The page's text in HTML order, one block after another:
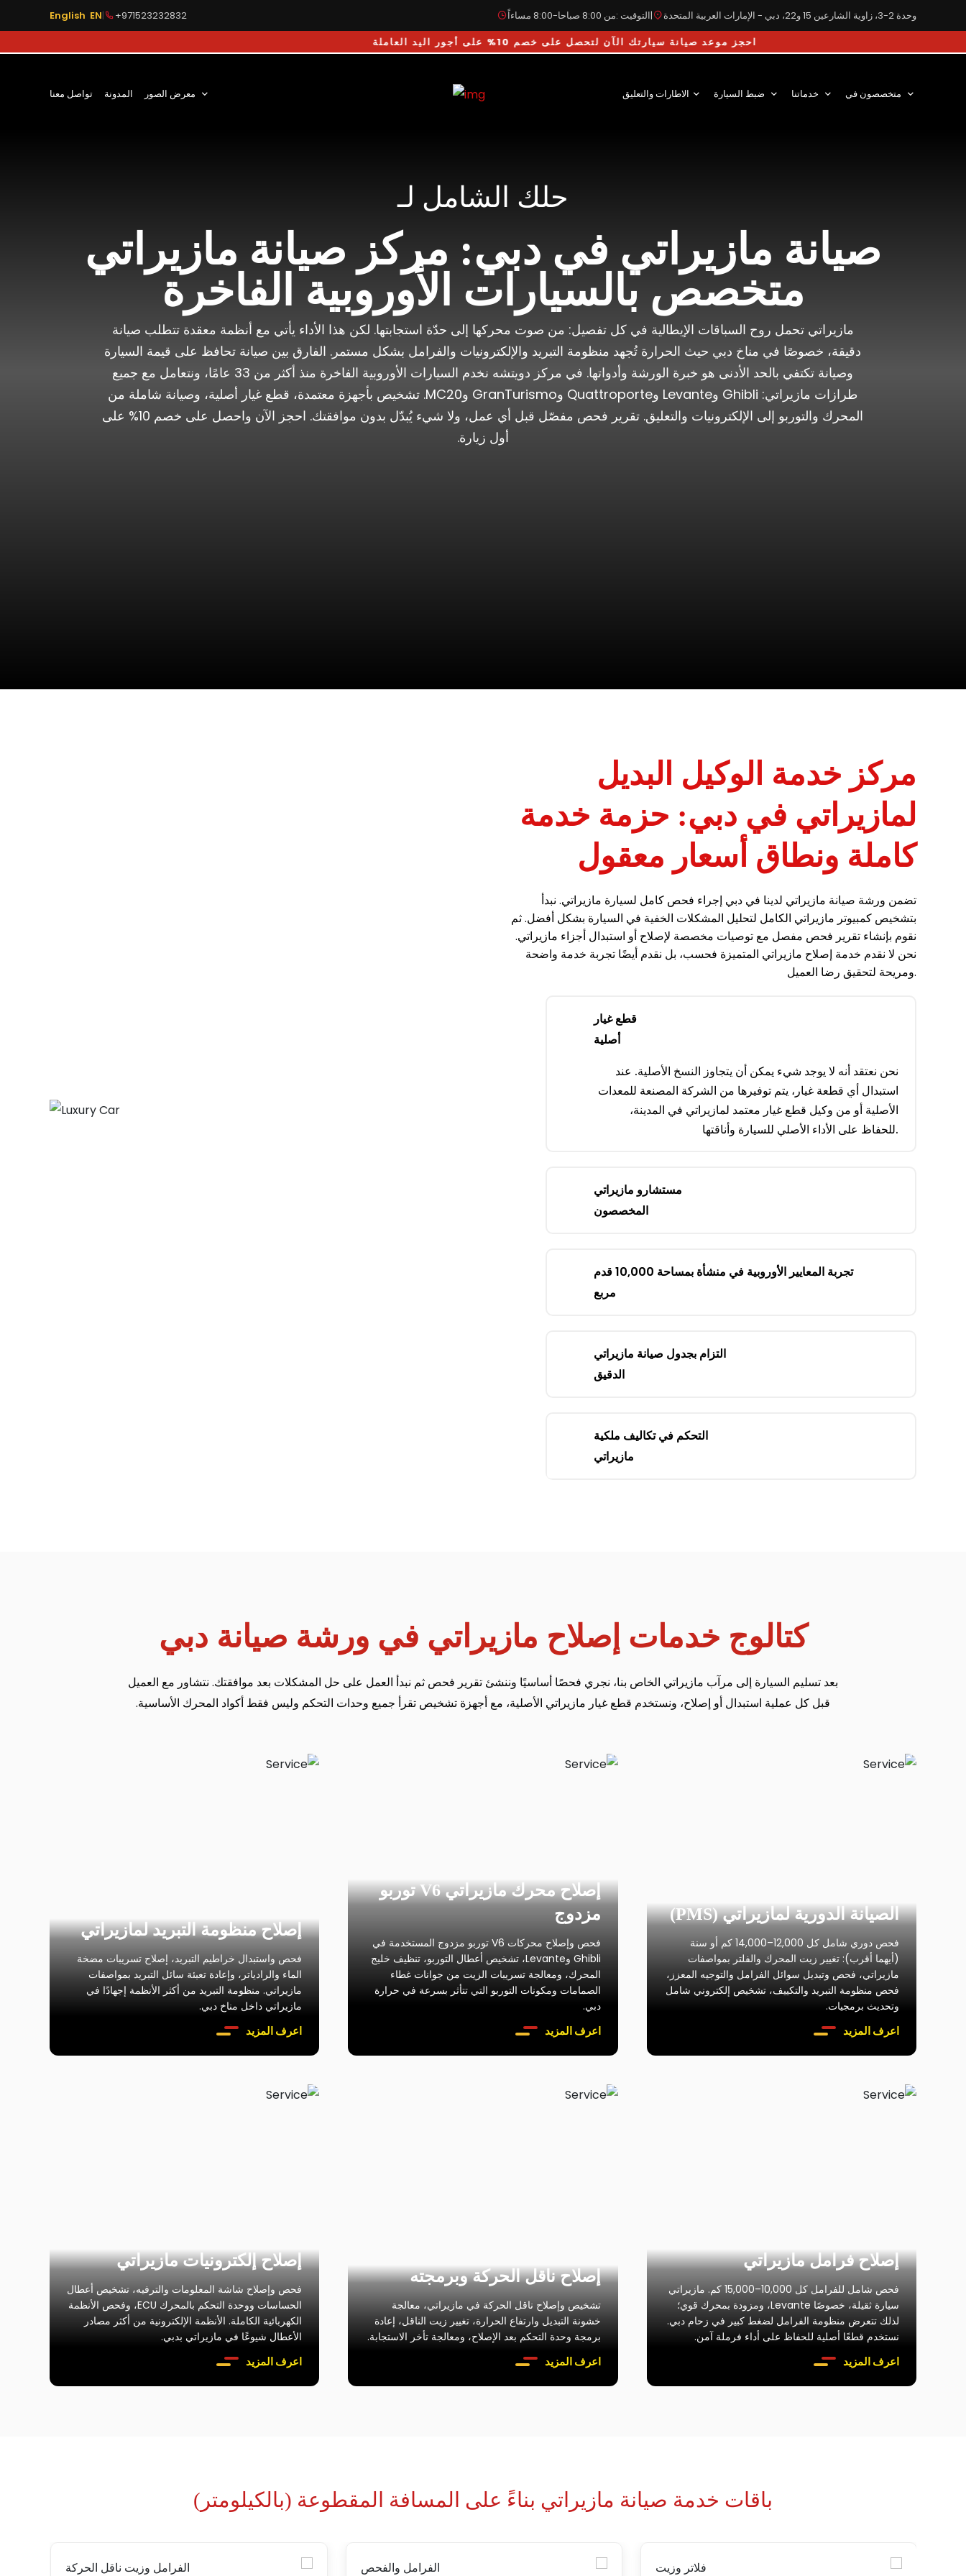
وحدة 2-3، زاوية الشارعين 15 و22، دبي - الإمارات العربية المتحدة |التوقيت :من 8:00 صباحا-8:00 مساءاً +971523232832
|
English EN
احجز موعد صيانة سيارتك الآن لتحصل على خصم 10% على أجور اليد العاملة
تواصل معنا المدونة الاطارات والتعليق
حلك الشامل لـ
صيانة مازيراتي في دبي: مركز صيانة مازيراتي
متخصص بالسيارات الأوروبية الفاخرة
مازيراتي تحمل روح السباقات الإيطالية في كل تفصيل: من صوت محركها إلى حدّة استجابتها. لكن هذا الأداء يأتي مع أنظمة معقدة تتطلب صيانة
دقيقة، خصوصًا في مناخ دبي حيث الحرارة تُجهد منظومة التبريد والإلكترونيات والفرامل بشكل مستمر. الفارق بين صيانة تحافظ على قيمة السيارة
وصيانة تكتفي بالحد الأدنى هو خبرة الورشة وأدواتها. في مركز دويتشه نخدم السيارات الأوروبية الفاخرة منذ أكثر من 33 عامًا، ونتعامل مع جميع
طرازات مازيراتي: Ghibli وLevante وQuattroporte وGranTurismo وMC20. تشخيص بأجهزة معتمدة، قطع غيار أصلية، وصيانة شاملة من
المحرك والتوربو إلى الإلكترونيات والتعليق. تقرير فحص مفصّل قبل أي عمل، ولا شيء يُبدّل بدون موافقتك. احجز الآن واحصل على خصم 10% على
أول زيارة.
مركز خدمة الوكيل البديل
لمازيراتي في دبي: حزمة خدمة
كاملة ونطاق أسعار معقول
تضمن ورشة صيانة مازيراتي لدينا في دبي إجراء فحص كامل لسيارة مازيراتي. نبدأ
بتشخيص كمبيوتر مازيراتي الكامل لتحليل المشكلات الخفية في السيارة بشكل أفضل. ثم
نقوم بإنشاء تقرير فحص مفصل مع توصيات مخصصة لإصلاح أو استبدال أجزاء مازيراتي.
نحن لا نقدم خدمة إصلاح مازيراتي المتميزة فحسب، بل نقدم أيضًا تجربة خدمة واضحة
ومريحة لتحقيق رضا العميل.
قطع غيار
أصلية
نحن نعتقد أنه لا يوجد شيء يمكن أن يتجاوز النسخ الأصلية. عند
استبدال أي قطعة غيار، يتم توفيرها من الشركة المصنعة للمعدات
الأصلية أو من وكيل قطع غيار معتمد لمازيراتي في المدينة،
للحفاظ على الأداء الأصلي للسيارة وأناقتها.
مستشارو مازيراتي
المخصصون
تجربة المعايير الأوروبية في منشأة بمساحة 10,000 قدم
مربع
التزام بجدول صيانة مازيراتي
الدقيق
التحكم في تكاليف ملكية
مازيراتي
كتالوج خدمات إصلاح مازيراتي في ورشة صيانة دبي
بعد تسليم السيارة إلى مرآب مازيراتي الخاص بنا، نجري فحصًا أساسيًا وننشئ تقرير فحص ثم نبدأ العمل على حل المشكلات بعد موافقتك. نتشاور مع العميل
قبل كل عملية استبدال أو إصلاح، ونستخدم قطع غيار مازيراتي الأصلية، مع أجهزة تشخيص تقرأ جميع وحدات التحكم وليس فقط أكواد المحرك الأساسية.
الصيانة الدورية لمازيراتي (PMS)
فحص دوري شامل كل 12,000–14,000 كم أو سنة
(أيهما أقرب): تغيير زيت المحرك والفلتر بمواصفات
مازيراتي، فحص وتبديل سوائل الفرامل والتوجيه المعزز،
فحص منظومة التبريد والتكييف، تشخيص إلكتروني شامل
وتحديث برمجيات.
اعرف المزيد
إصلاح محرك مازيراتي V6 توربو
مزدوج
فحص وإصلاح محركات V6 توربو مزدوج المستخدمة في
Ghibli وLevante، تشخيص أعطال التوربو، تنظيف خليج
المحرك، ومعالجة تسريبات الزيت من جوانات غطاء
الصمامات ومكونات التوربو التي تتأثر بسرعة في حرارة
دبي.
اعرف المزيد
إصلاح منظومة التبريد لمازيراتي
فحص واستبدال خراطيم التبريد، إصلاح تسريبات مضخة
الماء والرادياتر، وإعادة تعبئة سائل التبريد بمواصفات
مازيراتي. منظومة التبريد من أكثر الأنظمة إجهادًا في
مازيراتي داخل مناخ دبي.
اعرف المزيد
إصلاح فرامل مازيراتي
فحص شامل للفرامل كل 10,000–15,000 كم. مازيراتي
سيارة ثقيلة، خصوصًا Levante، ومزودة بمحرك قوي؛
لذلك تتعرض منظومة الفرامل لضغط كبير في زحام دبي.
نستخدم قطعًا أصلية للحفاظ على أداء فرملة آمن.
اعرف المزيد
إصلاح ناقل الحركة وبرمجته
تشخيص وإصلاح ناقل الحركة في مازيراتي، معالجة
خشونة التبديل وارتفاع الحرارة، تغيير زيت الناقل، إعادة
برمجة وحدة التحكم بعد الإصلاح، ومعالجة تأخر الاستجابة.
اعرف المزيد
إصلاح إلكترونيات مازيراتي
فحص وإصلاح شاشة المعلومات والترفيه، تشخيص أعطال
الحساسات ووحدة التحكم بالمحرك ECU، وفحص الأنظمة
الكهربائية الكاملة. الأنظمة الإلكترونية من أكثر مصادر
الأعطال شيوعًا في مازيراتي بدبي.
اعرف المزيد
باقات خدمة صيانة مازيراتي بناءً على المسافة المقطوعة (بالكيلومتر)